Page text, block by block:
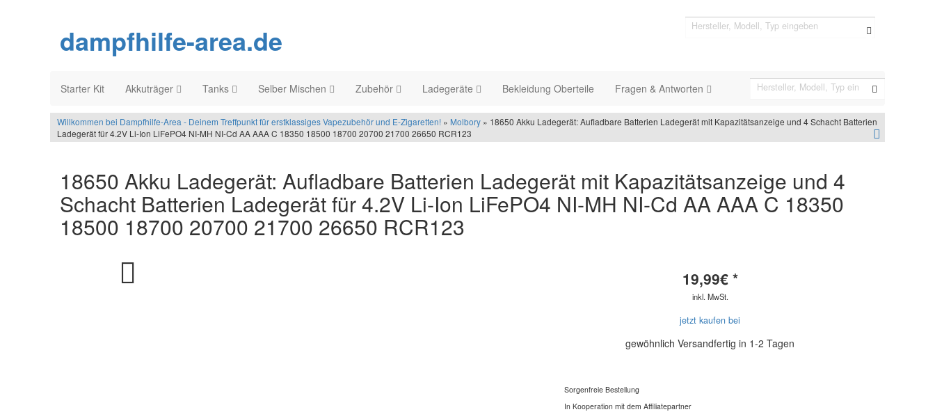
dampfhilfe-area.de
Starter Kit Akkuträger Tanks Selber Mischen Zubehör Ladegeräte Bekleidung Oberteile Fragen & Antworten
Willkommen bei Dampfhilfe-Area - Deinem Treffpunkt für erstklassiges Vapezubehör und E-Zigaretten! » Molbory » 18650 Akku Ladegerät: Aufladbare Batterien Ladegerät mit Kapazitätsanzeige und 4 Schacht Batterien
Ladegerät für 4.2V Li-Ion LiFePO4 NI-MH NI-Cd AA AAA C 18350 18500 18700 20700 21700 26650 RCR123
18650 Akku Ladegerät: Aufladbare Batterien Ladegerät mit Kapazitätsanzeige und 4
Schacht Batterien Ladegerät für 4.2V Li-Ion LiFePO4 NI-MH NI-Cd AA AAA C 18350
18500 18700 20700 21700 26650 RCR123
19,99€ *
inkl. MwSt.
jetzt kaufen bei
gewöhnlich Versandfertig in 1-2 Tagen
Sorgenfreie Bestellung
In Kooperation mit dem Affiliatepartner